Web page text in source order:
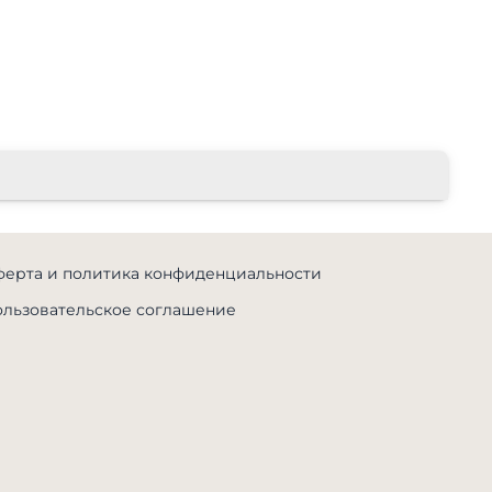
и политика конфиденциальности
соглашение